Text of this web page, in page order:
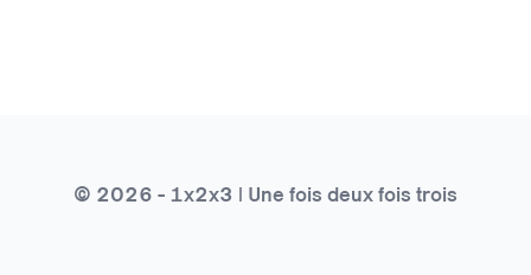
© 2026 - 1x2x3 | Une fois deux fois trois